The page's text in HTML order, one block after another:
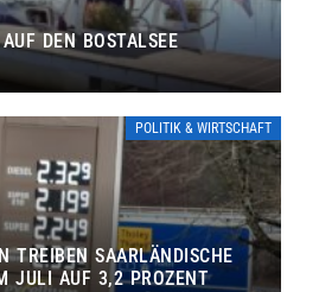
DEN BOSTALSEE
POLITIK & WIRTSCHAFT
TREIBEN SAARLÄNDISCHE
JULI AUF 3,2 PROZENT